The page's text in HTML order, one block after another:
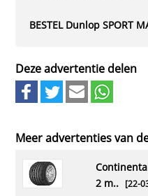
BESTEL Dunlop SPORT
Deze advertentie delen
Meer advertenties van
continental premiumcontact
2 m..[22-